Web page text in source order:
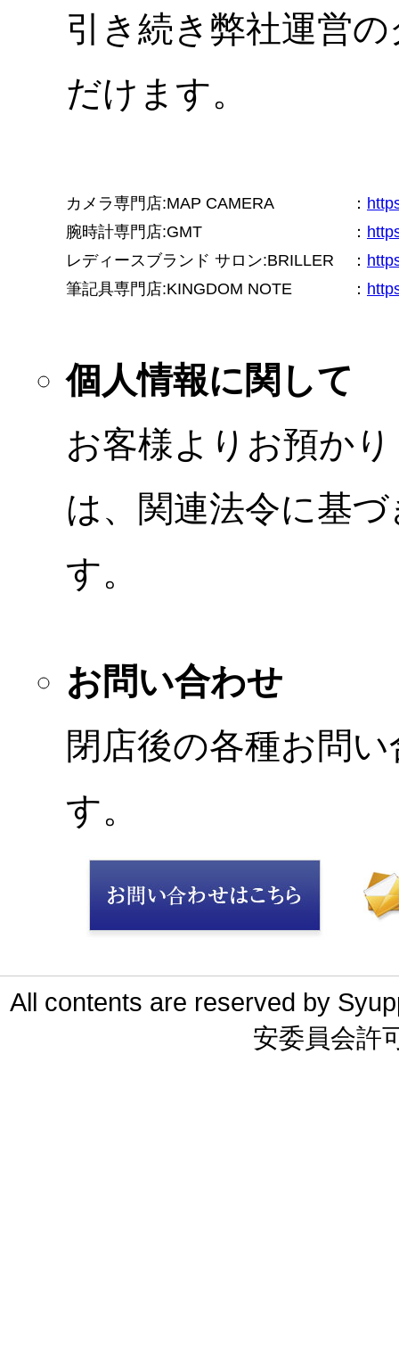
引き続き弊社運営
だけます。
カメラ専門店:MAP CAMERA ：
腕時計専門店:GMT
：
レディースブランド サロン:BRILLER
：
筆記具専門店:KINGDOM NOTE
：
個人情報に関して
お客様よりお預か
は、関連法令に基
す。
お問い合わせ
閉店後の各種お問
す。
All contents are reserved by
安委員会許